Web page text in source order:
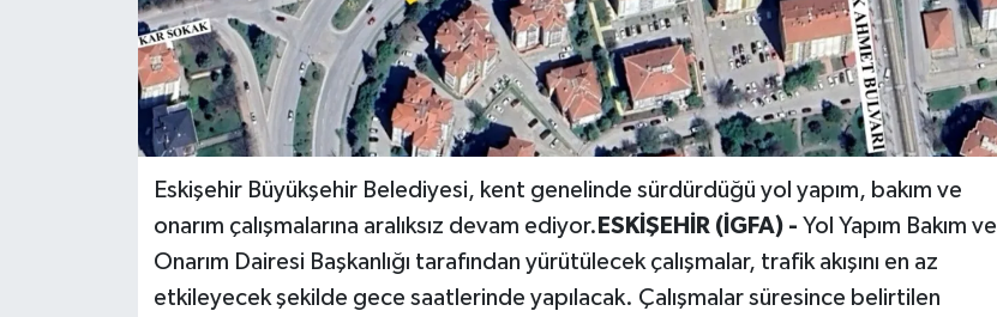
Eskişehir Büyükşehir Belediyesi, kent genelinde sürdürdüğü yol yapım, bakım ve
onarım çalışmalarına aralıksız devam ediyor. ESKİŞEHİR (İGFA) - Yol Yapım Bakım ve
Onarım Dairesi Başkanlığı tarafından yürütülecek çalışmalar, trafik akışını en az
etkileyecek şekilde gece saatlerinde yapılacak. Çalışmalar süresince belirtilen